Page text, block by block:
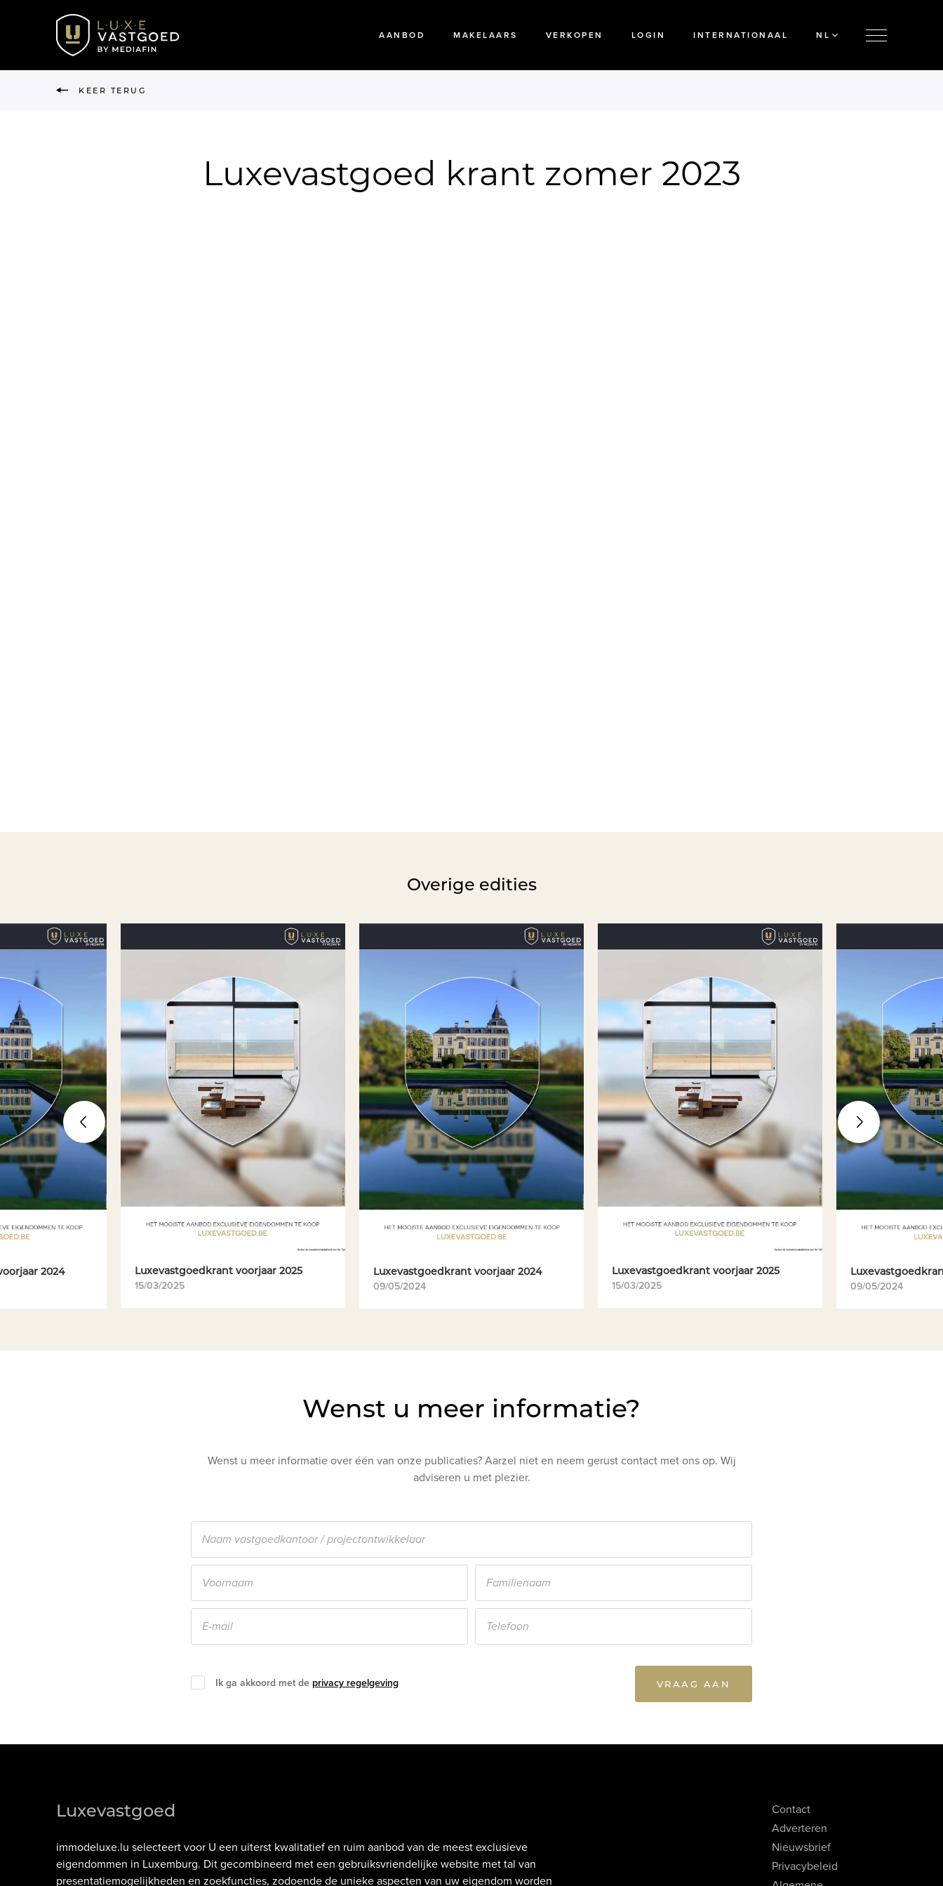
AANBOD MAKELAARS VERKOPEN LOGIN INTERNATIONAAL NL
KEER TERUG
Luxevastgoed krant zomer 2023
Overige edities
2024 Luxevastgoedkrant voorjaar 2025
15/03/2025
Luxevastgoedkrant voorjaar 2024
09/05/2024
Luxevastgoedkrant voorjaar 2025
15/03/2025 09/05/2024
Wenst u meer informatie?
Wenst u meer informatie over één van onze publicaties? Aarzel niet en neem gerust contact met ons op. Wij
adviseren u met plezier.
Ik ga akkoord met de privacy regelgeving VRAAG AAN
Luxevastgoed
immodeluxe.lu selecteert voor U een uiterst kwalitatief en ruim aanbod van de meest exclusieve
eigendommen in Luxemburg. Dit gecombineerd met een gebruiksvriendelijke website met tal van
presentatiemogelijkheden en zoekfuncties, zodoende de unieke aspecten van uw eigendom worden
Contact
Adverteren
Nieuwsbrief
Privacybeleid